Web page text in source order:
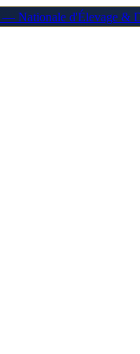
— Nationale d'Élevage &